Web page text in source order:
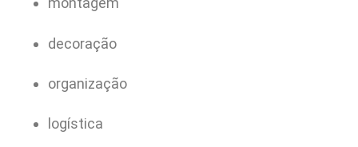
decoração
organização
logística